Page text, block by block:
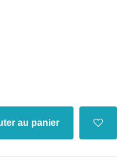
au panier